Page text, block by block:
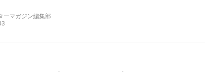
ーマガジン編集部